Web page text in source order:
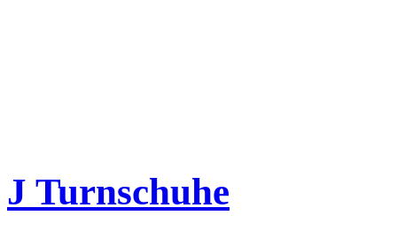
J Turnschuhe